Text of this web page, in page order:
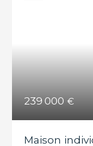
239 000 €
Maison